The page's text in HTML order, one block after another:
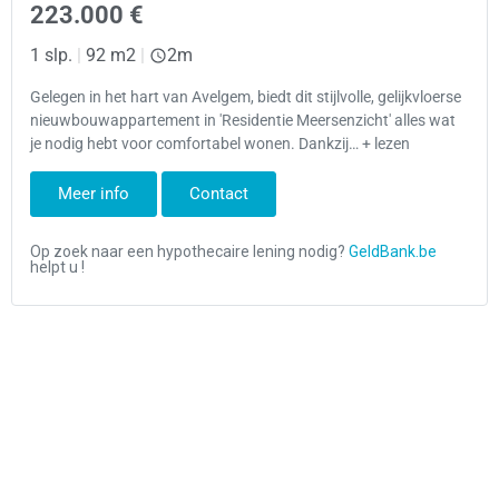
223.000 €
1 slp. | 92 m2 | 2m
Gelegen in het hart van Avelgem, biedt dit stijlvolle, gelijkvloerse
nieuwbouwappartement in 'Residentie Meersenzicht' alles wat
je nodig hebt voor comfortabel wonen. Dankzij… + lezen
Meer info Contact